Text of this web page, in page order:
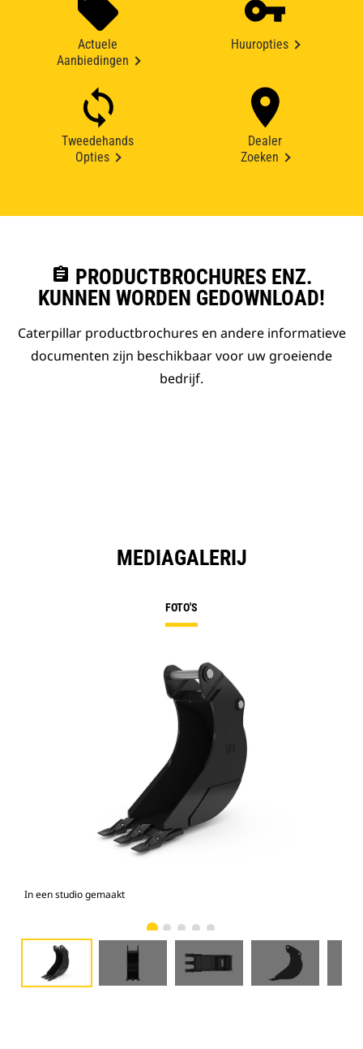
Actuele
Aanbiedingen
Huuropties
Tweedehands
Opties
Dealer
Zoeken
assignment PRODUCTBROCHURES ENZ.
KUNNEN WORDEN GEDOWNLOAD!
Caterpillar productbrochures en andere informatieve
documenten zijn beschikbaar voor uw groeiende
bedrijf.
MEDIAGALERIJ
FOTO'S
In een studio gemaakt